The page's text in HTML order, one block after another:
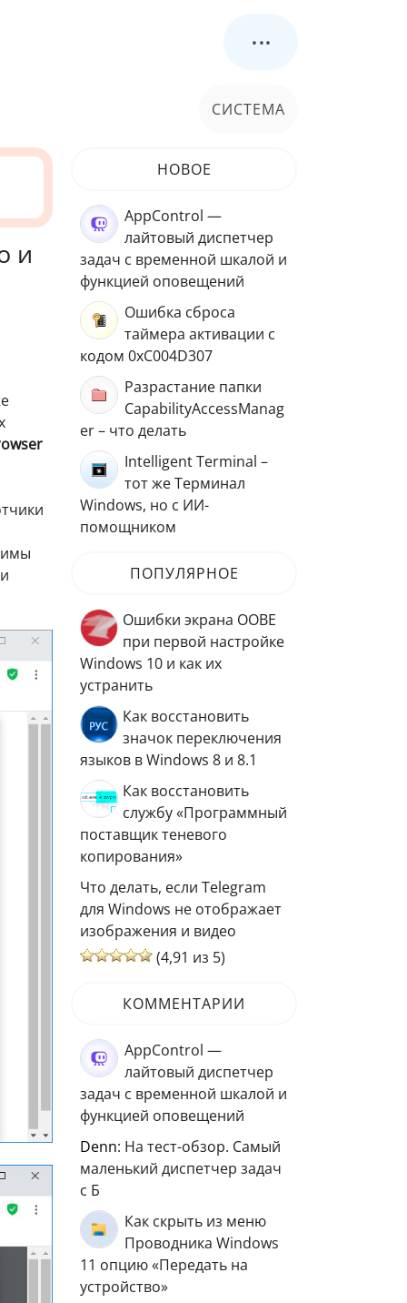
...
СИСТЕМА
и
НОВОЕ
AppControl —
лайтовый диспетчер
задач с временной шкалой и
функцией оповещений
Ошибка сброса
таймера активации с
кодом 0xC004D307
Разрастание папки
CapabilityAccessManag
er – что делать
Intelligent Terminal –
тот же Терминал
Windows, но с ИИ-
помощником
ПОПУЛЯРНОЕ
Ошибки экрана OOBE
при первой настройке
Windows 10 и как их
устранить
Как восстановить
значок переключения
языков в Windows 8 и 8.1
Как восстановить
службу «Программный
поставщик теневого
копирования»
Что делать, если Telegram
для Windows не отображает
изображения и видео
(4,91 из 5)
КОММЕНТАРИИ
AppControl —
лайтовый диспетчер
задач с временной шкалой и
функцией оповещений
Denn: На тест-обзор. Самый
маленький диспетчер задач
с Б
Как скрыть из меню
Проводника Windows
11 опцию «Передать на
устройство»